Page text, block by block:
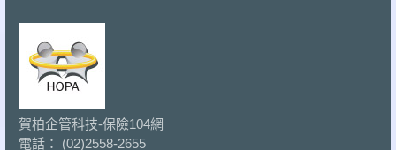
賀柏企管科技-保險104網
電話： (02)2558-2655